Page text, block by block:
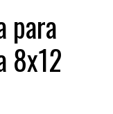
para
8x12